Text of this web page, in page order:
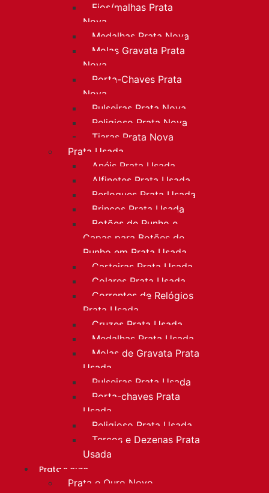
Fios/malhas Prata
Nova
Medalhas Prata Nova
Molas Gravata Prata
Nova
Porta-Chaves Prata
Nova
Pulseiras Prata Nova
Religioso Prata Nova
Tiaras Prata Nova
Prata Usada
Anéis Prata Usada
Alfinetes Prata Usada
Berloques Prata Usada
Brincos Prata Usada
Botões de Punho e
Capas para Botões de
Punho em Prata Usada
Carteiras Prata Usada
Colares Prata Usada
Correntes de Relógios
Prata Usada
Cruzes Prata Usada
Medalhas Prata Usada
Molas de Gravata Prata
Usada
Pulseiras Prata Usada
Porta-chaves Prata
Usada
Religioso Prata Usada
Terços e Dezenas Prata
Usada
Prata e ouro
Prata e Ouro Novo